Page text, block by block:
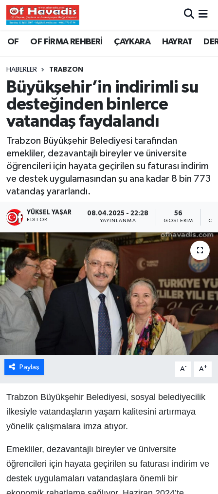
OF OF FİRMA REHBERİ ÇAYKARA HAYRAT
HABERLER TRABZON
Büyükşehir’in indirimli su
desteğinden binlerce
vatandaş faydalandı
Trabzon Büyükşehir Belediyesi tarafından
emekliler, dezavantajlı bireyler ve üniversite
öğrencileri için hayata geçirilen su faturası indirim
ve destek uygulamasından şu ana kadar 8 bin 773
vatandaş yararlandı.
YÜKSEL YAŞAR
EDITÖR
08.04.2025 - 22:28
YAYINLANMA
56
GÖSTERIM
Paylaş A- A+
Trabzon Büyükşehir Belediyesi, sosyal belediyecilik
ilkesiyle vatandaşların yaşam kalitesini artırmaya
yönelik çalışmalara imza atıyor.
Emekliler, dezavantajlı bireyler ve üniversite
öğrencileri için hayata geçirilen su faturası indirim ve
destek uygulamaları vatandaşlara önemli bir
Trabzon Nöbetçi Eczaneler
Trabzon Namaz Vakitleri
Trabzon Trafik Yoğunluk Haritası
Süper Lig Puan Durumu ve Fikstür
Tüm Manşetler
Son Dakika Haberleri
Haber Arşivi